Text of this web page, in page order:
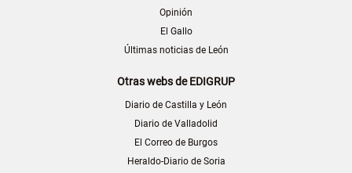
Opinión
El Gallo
Últimas noticias de León
Otras webs de EDIGRUP
Diario de Castilla y León
Diario de Valladolid
El Correo de Burgos
Heraldo-Diario de Soria